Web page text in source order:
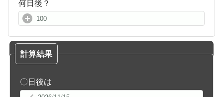
何日後？
計算結果
〇日後は